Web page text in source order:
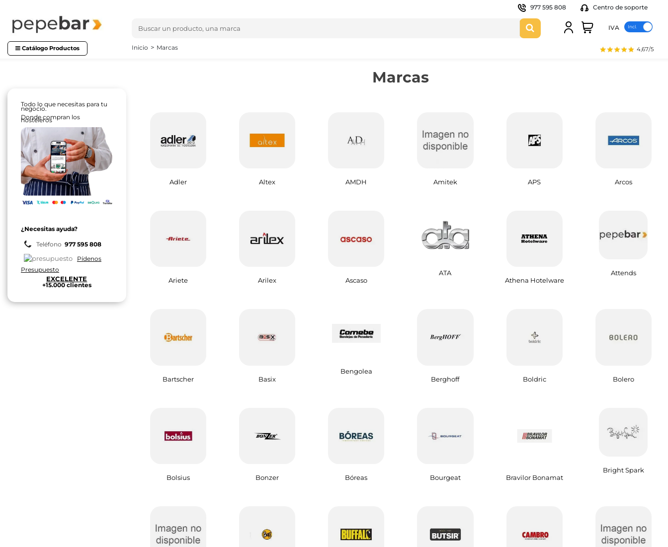
977 595 808 Centro de soporte
IVA
Catálogo Productos 4,67/5
Inicio Marcas
Marcas
Adler Altex AMDH Amitek APS Arcos
Ariete Arilex Ascaso
ATA
Athena Hotelware
Attends
Bartscher Basix
Bengolea
Berghoff
Boldric Bolero
Bolsius Bonzer Bóreas Bourgeat Bravilor Bonamat
Bright Spark
Todo lo que necesitas para tu
negocio.
Donde compran los
hosteleros
¿Necesitas ayuda?
Teléfono 977 595 808
Pídenos
Presupuesto
EXCELENTE
+15.000 clientes